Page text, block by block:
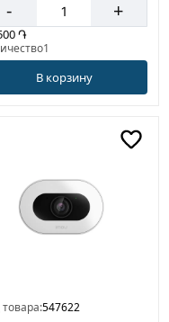
- +
֏
В корзину
товара:547622